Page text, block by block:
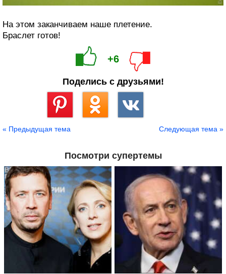
На этом заканчиваем наше плетение.
Браслет готов!
+6
Поделись с друзьями!
« Предыдущая тема Следующая тема »
Посмотри супертемы